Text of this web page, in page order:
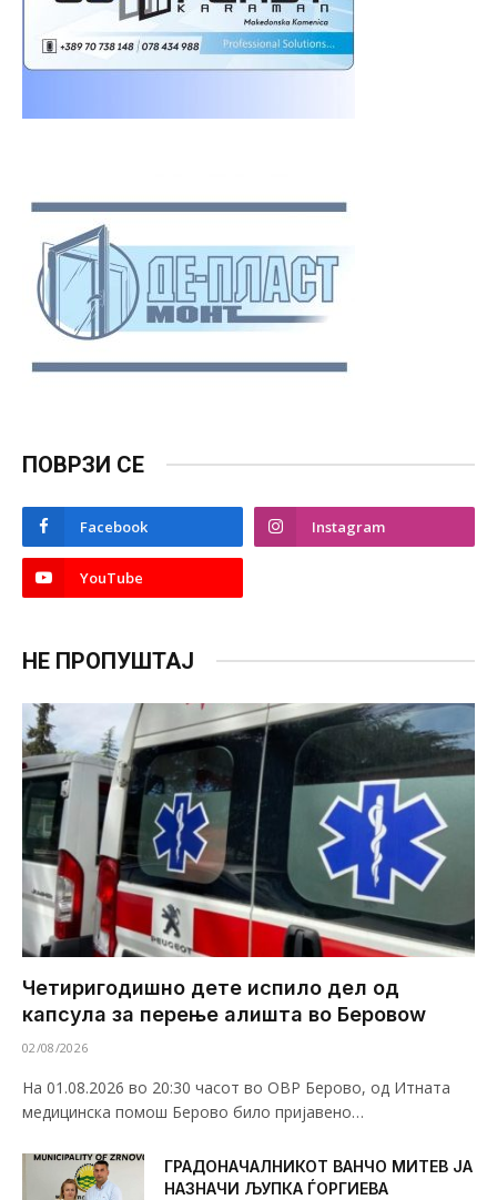
ПОВРЗИ СЕ
Facebook Instagram
YouTube
НЕ ПРОПУШТАЈ
Четиригодишно дете испило дел од
капсула за перење алишта во Беровоw
02/08/2026
На 01.08.2026 во 20:30 часот во ОВР Берово, од Итната
медицинска помош Берово било пријавено…
ГРАДОНАЧАЛНИКОТ ВАНЧО МИТЕВ ЈА
НАЗНАЧИ ЉУПКА ЃОРГИЕВА